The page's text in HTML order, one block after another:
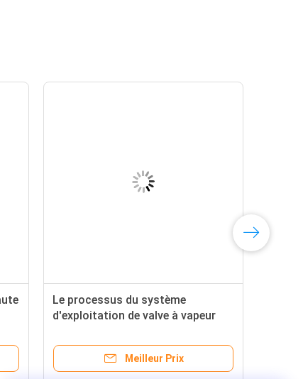
Le processus du système
d'exploitation de valve à vapeur
Meilleur Prix